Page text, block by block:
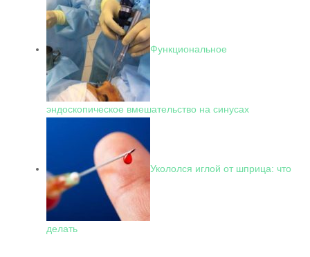
Функциональное
эндоскопическое вмешательство на синусах
Укололся иглой от шприца: что
делать